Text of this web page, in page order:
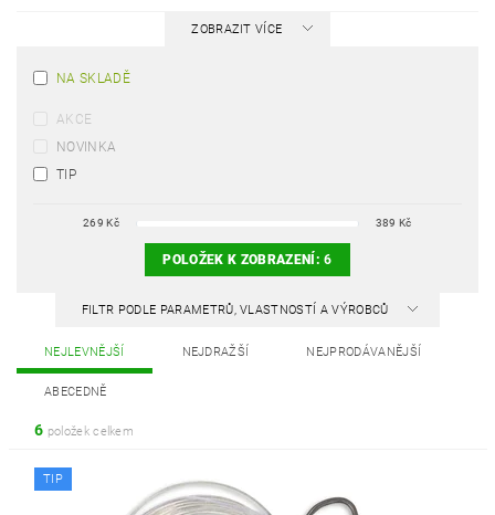
ZOBRAZIT VÍCE
NA SKLADĚ
AKCE
NOVINKA
TIP
269 Kč 389 Kč
POLOŽEK K ZOBRAZENÍ:6
FILTR PODLE PARAMETRŮ, VLASTNOSTÍ A VÝROBCŮ
NEJLEVNĚJŠÍ NEJDRAŽŠÍ NEJPRODÁVANĚJŠÍ
ABECEDNĚ
6 položek celkem
TIP